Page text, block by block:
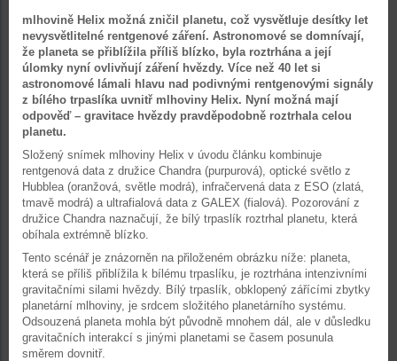
mlhovině Helix možná zničil planetu, což vysvětluje desítky let
nevysvětlitelné rentgenové záření. Astronomové se domnívají,
že planeta se přiblížila příliš blízko, byla roztrhána a její
úlomky nyní ovlivňují záření hvězdy. Více než 40 let si
astronomové lámali hlavu nad podivnými rentgenovými signály
z bílého trpaslíka uvnitř mlhoviny Helix. Nyní možná mají
odpověď – gravitace hvězdy pravděpodobně roztrhala celou
planetu.
Složený snímek mlhoviny Helix v úvodu článku kombinuje
rentgenová data z družice Chandra (purpurová), optické světlo z
Hubblea (oranžová, světle modrá), infračervená data z ESO (zlatá,
tmavě modrá) a ultrafialová data z GALEX (fialová). Pozorování z
družice Chandra naznačují, že bílý trpaslík roztrhal planetu, která
obíhala extrémně blízko.
Tento scénář je znázorněn na přiloženém obrázku níže: planeta,
která se příliš přiblížila k bílému trpaslíku, je roztrhána intenzivními
gravitačními silami hvězdy. Bílý trpaslík, obklopený zářícími zbytky
planetární mlhoviny, je srdcem složitého planetárního systému.
Odsouzená planeta mohla být původně mnohem dál, ale v důsledku
gravitačních interakcí s jinými planetami se časem posunula
směrem dovnitř.